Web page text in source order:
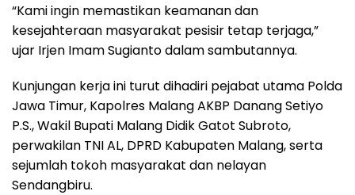
“Kami ingin memastikan keamanan dan
kesejahteraan masyarakat pesisir tetap terjaga,”
ujar Irjen Imam Sugianto dalam sambutannya.
Kunjungan kerja ini turut dihadiri pejabat utama Polda
Jawa Timur, Kapolres Malang AKBP Danang Setiyo
P.S., Wakil Bupati Malang Didik Gatot Subroto,
perwakilan TNI AL, DPRD Kabupaten Malang, serta
sejumlah tokoh masyarakat dan nelayan
Sendangbiru.